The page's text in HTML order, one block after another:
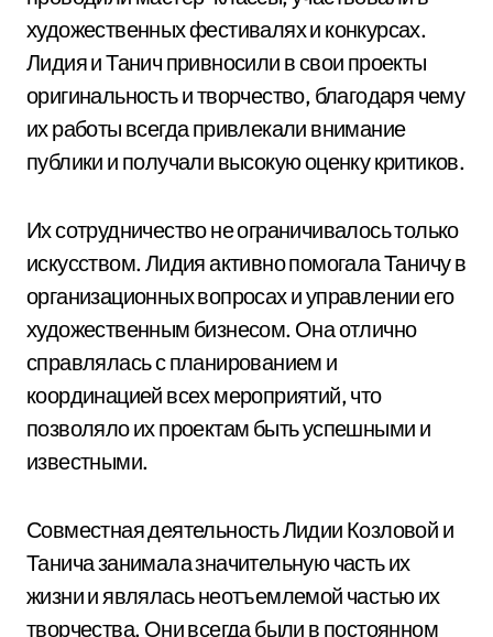
художественных фестивалях и конкурсах.
Лидия и Танич привносили в свои проекты
оригинальность и творчество, благодаря чему
их работы всегда привлекали внимание
публики и получали высокую оценку критиков.
Их сотрудничество не ограничивалось только
искусством. Лидия активно помогала Таничу в
организационных вопросах и управлении его
художественным бизнесом. Она отлично
справлялась с планированием и
координацией всех мероприятий, что
позволяло их проектам быть успешными и
известными.
Совместная деятельность Лидии Козловой и
Танича занимала значительную часть их
жизни и являлась неотъемлемой частью их
творчества. Они всегда были в постоянном